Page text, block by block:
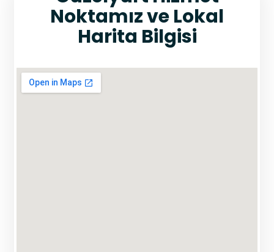
Noktamız ve Lokal
Harita Bilgisi